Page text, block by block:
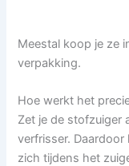
Meestal koop je ze
verpakking.
Hoe werkt het
Zet je de stofzuiger
verfrisser.
zich tijdens het